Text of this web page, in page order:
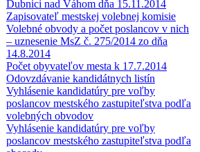
Dubnici nad Váhom dňa 15.11.2014
Zapisovateľ mestskej volebnej komisie
Volebné obvody a počet poslancov v nich
– uznesenie MsZ č. 275/2014 zo dňa
14.8.2014
Počet obyvateľov mesta k 17.7.2014
Odovzdávanie kandidátnych listín
Vyhlásenie kandidatúry pre voľby
poslancov mestského zastupiteľstva podľa
volebných obvodov
Vyhlásenie kandidatúry pre voľby
poslancov mestského zastupiteľstva podľa